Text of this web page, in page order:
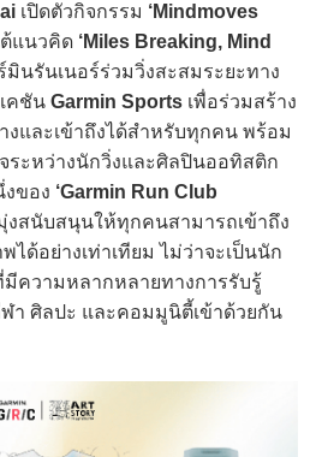
เปิดตัวกิจกรรม ‘Mindmoves
แนวคิด ‘Miles Breaking, Mind
มินรันเนอร์ร่วมวิ่งสะสมระยะทาง
คชัน Garmin Sports เพื่อร่วมสร้าง
งและเข้าถึงได้สำหรับทุกคน พร้อม
ระหว่างนักวิ่งและศิลปินออทิสติก
ของ ‘Garmin Run Club
งสนับสนุนให้ทุกคนสามารถเข้าถึง
ได้อย่างเท่าเทียม ไม่ว่าจะเป็นนัก
ความหลากหลายทางการรับรู้
า ศิลปะ และคอมมูนิตี้เข้าด้วยกัน